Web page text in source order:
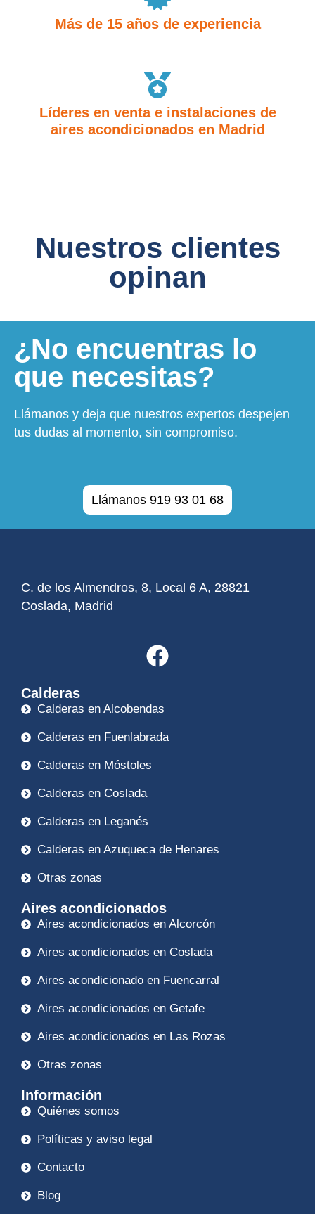
Más de 15 años de experiencia
Líderes en venta e instalaciones de
aires acondicionados en Madrid
Nuestros clientes
opinan
¿No encuentras lo
que necesitas?
Llámanos y deja que nuestros expertos despejen
tus dudas al momento, sin compromiso.
Llámanos 919 93 01 68
C. de los Almendros, 8, Local 6 A, 28821
Coslada, Madrid
Calderas
Calderas en Alcobendas
Calderas en Fuenlabrada
Calderas en Móstoles
Calderas en Coslada
Calderas en Leganés
Calderas en Azuqueca de Henares
Otras zonas
Aires acondicionados
Aires acondicionados en Alcorcón
Aires acondicionados en Coslada
Aires acondicionado en Fuencarral
Aires acondicionados en Getafe
Aires acondicionados en Las Rozas
Otras zonas
Información
Quiénes somos
Políticas y aviso legal
Contacto
Blog